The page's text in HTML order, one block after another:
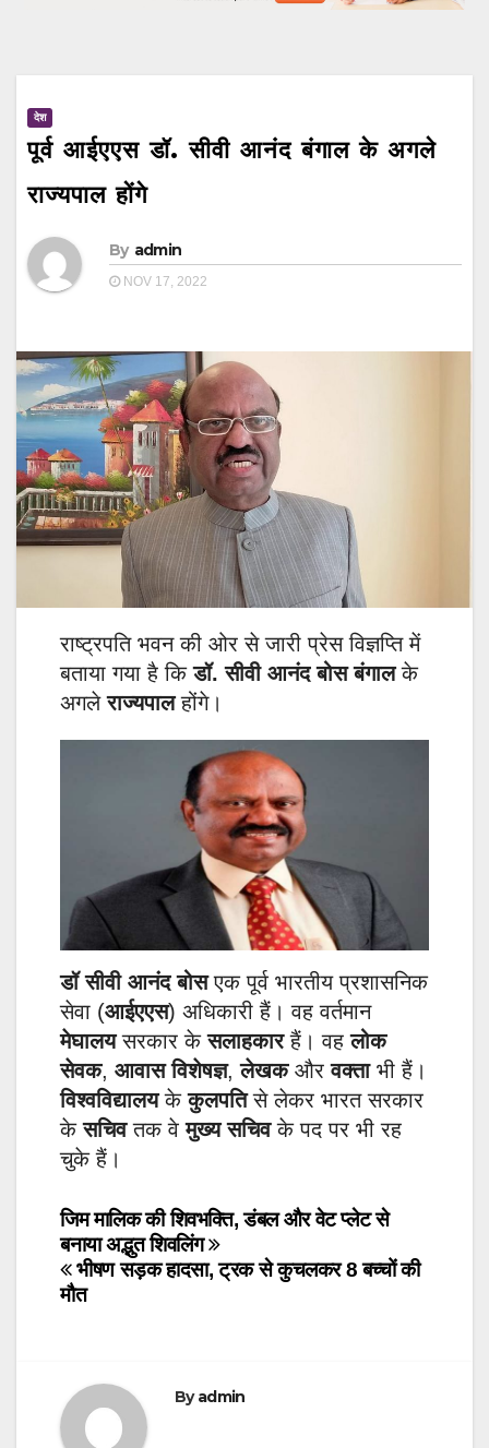
देश
पूर्व आईएएस डॉ. सीवी आनंद बंगाल के अगले
राज्यपाल होंगे
By admin
NOV 17, 2022
राष्ट्रपति भवन की ओर से जारी प्रेस विज्ञप्ति में
बताया गया है किडॉ. सीवी आनंद बोस बंगालके
अगलेराज्यपालहोंगे।
डॉ सीवी आनंद बोसएक पूर्व भारतीय प्रशासनिक
सेवा (आईएएस) अधिकारी हैं। वह वर्तमान
मेघालयसरकार केसलाहकारहैं। वह लोक
सेवक, आवास विशेषज्ञ,लेखकऔरवक्ताभी हैं।
विश्वविद्यालयकेकुलपतिसे लेकर भारत सरकार
केसचिवतक वेमुख्य सचिवके पद पर भी रह
चुके हैं।
Post
navigation
जिम मालिक की शिवभक्ति, डंबल और वेट प्लेट से
बनाया अद्भुत शिवलिंग
भीषण सड़क हादसा, ट्रक से कुचलकर 8 बच्चों की
मौत
Byadmin